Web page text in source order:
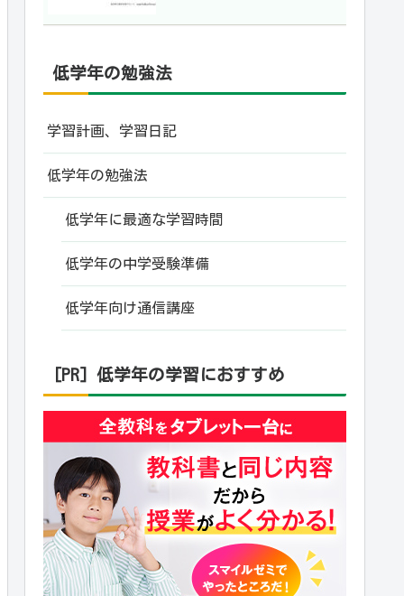
低学年の勉強法
学習計画、学習日記
低学年の勉強法
低学年に最適な学習時間
低学年の中学受験準備
低学年向け通信講座
[PR] 低学年の学習におすすめ